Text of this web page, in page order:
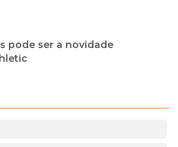
pode ser a novidade